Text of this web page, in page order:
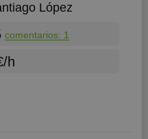
López
comentarios: 1
h